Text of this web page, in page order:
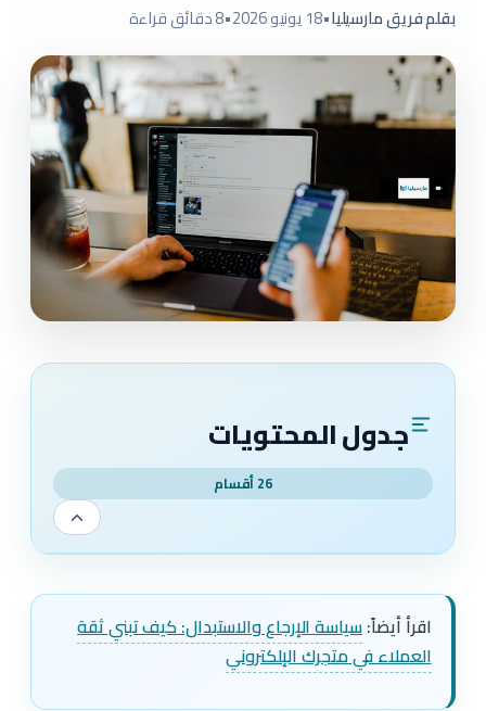
بقلم فريق مارسيليا•18 يونيو 2026 •8 دقائق قراءة
جدول المحتويات
26 أقسام
اقرأ أيضاً:سياسة الإرجاع والاستبدال: كيف تبني ثقة
العملاء في متجرك الإلكتروني